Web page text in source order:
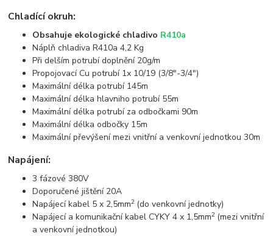
Chladící okruh:
Obsahuje ekologické chladivo R410a
Náplň chladiva R410a 4,2 Kg
Při delším potrubí doplnění 20g/m
Propojovací Cu potrubí 1x 10/19 (3/8"-3/4")
Maximální délka potrubí 145m
Maximální délka hlavniho potrubí 55m
Maximální délka potrubí za odbočkami 90m
Maximální délka odbočky 15m
Maximální převýšení mezi vnitřní a venkovní jednotkou 30m
Napájení:
3 fázové 380V
Doporučené jištění 20A
Napájecí kabel 5 x 2,5mm2 (do venkovní jednotky)
Napájecí a komunikační kabel CYKY 4 x 1,5mm2 (mezi vnitřní
a venkovní jednotkou)